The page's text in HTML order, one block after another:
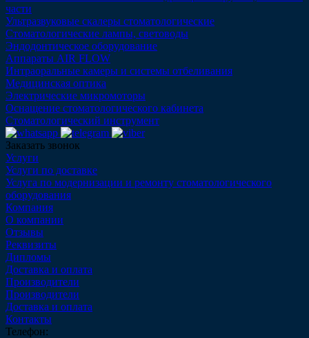
части
Ультразвуковые скалеры стоматологические
Стоматологические лампы, световоды
Эндодонтическое оборудование
Аппараты AIR FLOW
Интраоральные камеры и системы отбеливания
Медицинская оптика
Электрические микромоторы
Оснащение стоматологического кабинета
Стоматологический инструмент
Заказать звонок
Услуги
Услуги по доставке
Услуга по модернизации и ремонту стоматологического
оборудования
Компания
О компании
Отзывы
Реквизиты
Дипломы
Доставка и оплата
Производители
Производители
Доставка и оплата
Контакты
Телефон: